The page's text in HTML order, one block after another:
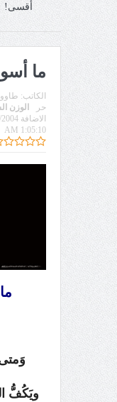
أقسى!
ما
الكاتب:
حر
الوزن
الاضافة 12/16/2004
1:05:10 AM
ويَكُفُّ